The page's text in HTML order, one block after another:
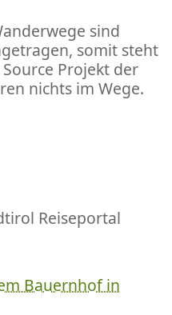
sind
somit steht
Projekt der
nichts im Wege.
Reiseportal
Bauernhof in